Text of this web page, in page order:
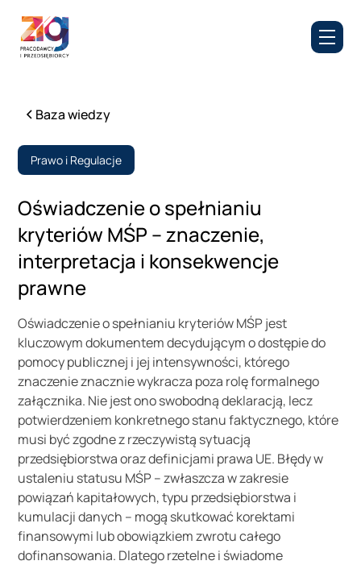
Baza wiedzy
Prawo i Regulacje
Oświadczenie o spełnianiu
kryteriów MŚP – znaczenie,
interpretacja i konsekwencje
prawne
Oświadczenie o spełnianiu kryteriów MŚP jest
kluczowym dokumentem decydującym o dostępie do
pomocy publicznej i jej intensywności, którego
znaczenie znacznie wykracza poza rolę formalnego
załącznika. Nie jest ono swobodną deklaracją, lecz
potwierdzeniem konkretnego stanu faktycznego, które
musi być zgodne z rzeczywistą sytuacją
przedsiębiorstwa oraz definicjami prawa UE. Błędy w
ustaleniu statusu MŚP – zwłaszcza w zakresie
powiązań kapitałowych, typu przedsiębiorstwa i
kumulacji danych – mogą skutkować korektami
finansowymi lub obowiązkiem zwrotu całego
dofinansowania. Dlatego rzetelne i świadome